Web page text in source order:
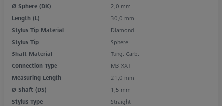
Ø Sphere (DK)
2,0 mm
Length (L)
30,0 mm
Stylus Tip Material
Diamond
Stylus Tip
Sphere
Shaft Material
Tung. Carb.
Connection Type
M3 XXT
Measuring Length
21,0 mm
Ø Shaft (DS)
1,5 mm
Stylus Type
Straight